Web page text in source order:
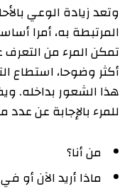
وتعد زيادة الوعي
المرتبطة به، أمرا
تمكن المرء من
أكثر وضوحا، استطاع
هذا الشعور بداخله.
للمرء بالإجابة عن عدد
من أنا؟
ماذا أريد الآن أو